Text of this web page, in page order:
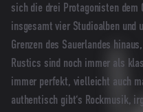
sich die drei Protagonisten dem
insgesamt vier Studioalben und
Grenzen des Sauerlandes
Rustics sind noch immer als
immer perfekt, vielleicht auch
authentisch gibt‘s Rockmusik,